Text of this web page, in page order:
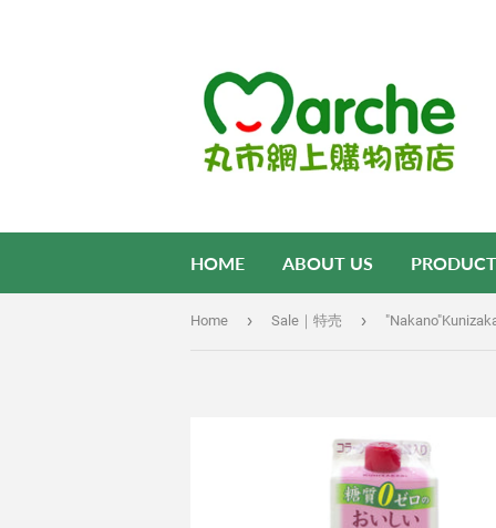
HOME ABOUT US
Home › Sale｜特売 ›